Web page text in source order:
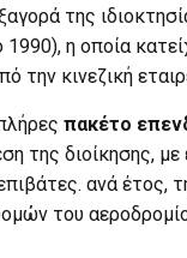
της
1990), η οποία
την κινεζική
πακέτο
της διοίκησης,
ανά έτος,
του